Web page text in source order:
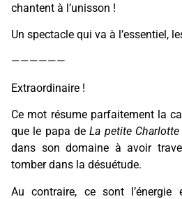
chantent à l’unisson !
Un spectacle qui va à l’essentiel,
——————
Extraordinaire !
Ce mot résume parfaitement la
que le papa deLa petite Charlotte
dans son domaine à avoir
tomber dans la désuétude.
Au contraire, ce sont